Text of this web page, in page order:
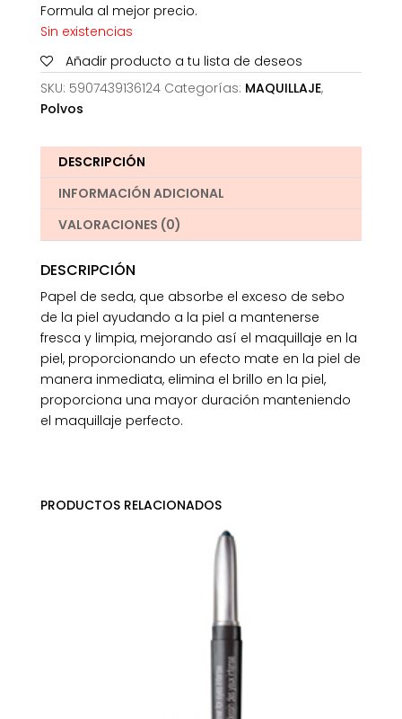
Formula al mejor precio.
Sin existencias
Añadir producto a tu lista de deseos
SKU: 5907439136124 Categorías: MAQUILLAJE,
Polvos
DESCRIPCIÓN
INFORMACIÓN ADICIONAL
VALORACIONES (0)
DESCRIPCIÓN
Papel de seda, que absorbe el exceso de sebo
de la piel ayudando a la piel a mantenerse
fresca y limpia, mejorando así el maquillaje en la
piel, proporcionando un efecto mate en la piel de
manera inmediata, elimina el brillo en la piel,
proporciona una mayor duración manteniendo
el maquillaje perfecto.
PRODUCTOS RELACIONADOS